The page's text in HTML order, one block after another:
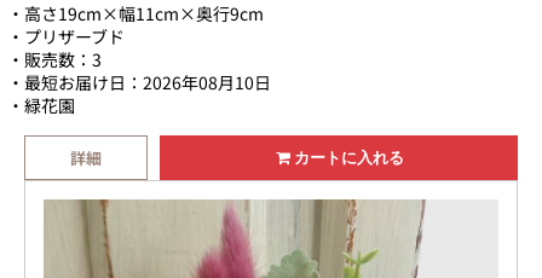
高さ19cm×幅11cm×奥行9cm
プリザーブド
販売数：3
最短お届け日：2026年08月10日
緑花園
詳細 カートに入れる